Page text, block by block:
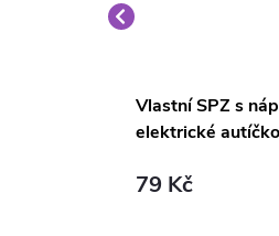
Vlastní SPZ s
elektrické autíčko
79 Kč